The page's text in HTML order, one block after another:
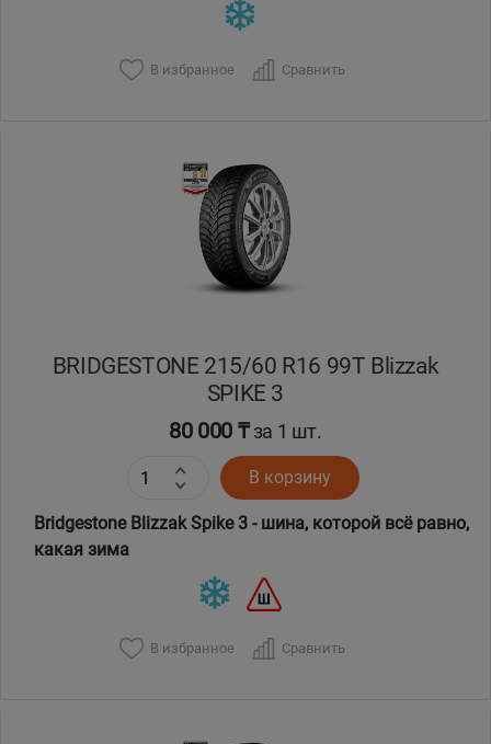
В избранное Сравнить
BRIDGESTONE 215/60 R16 99T Blizzak
SPIKE 3
80 000 ₸за 1 шт.
В корзину
Bridgestone Blizzak Spike 3 - шина, которой всё равно,
какая зима
В избранное Сравнить